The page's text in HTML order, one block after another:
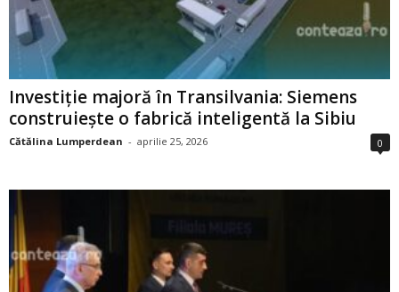
Investiție majoră în Transilvania: Siemens
construiește o fabrică inteligentă la Sibiu
Cătălina Lumperdean - aprilie 25, 2026 0